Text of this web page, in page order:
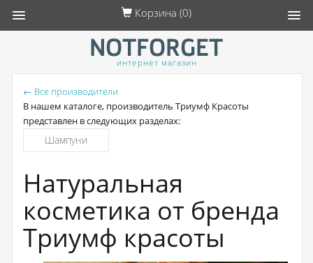
интернет магазин
← Все производители
В нашем каталоге, производитель Триумф Красоты
представлен в следующих разделах:
Шампуни
Натуральная
косметика от бренда
Триумф красоты
Корзина (0)